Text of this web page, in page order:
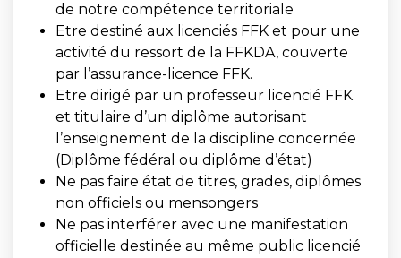
de notre compétence territoriale
Etre destiné aux licenciés FFK et pour une
activité du ressort de la FFKDA, couverte
par l’assurance-licence FFK.
Etre dirigé par un professeur licencié FFK
et titulaire d’un diplôme autorisant
l’enseignement de la discipline concernée
(Diplôme fédéral ou diplôme d’état)
Ne pas faire état de titres, grades, diplômes
non officiels ou mensongers
Ne pas interférer avec une manifestation
officielle destinée au même public licencié